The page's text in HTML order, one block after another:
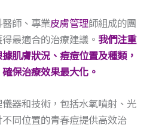
師、專業皮膚管理師組成的團
最適合的治療建議。 我們注重
肌膚狀況、痘痘位置及種類，
保治療效果最大化。
器和技術，包括水氧噴射、光
同位置的青春痘提供高效治